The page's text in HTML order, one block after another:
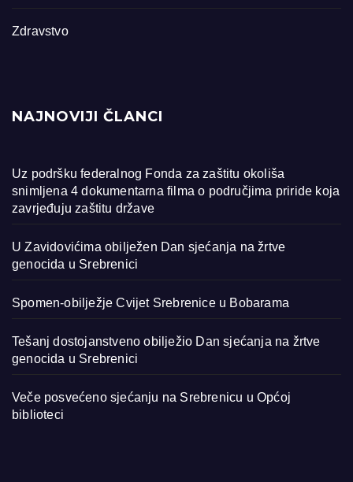
Zdravstvo
NAJNOVIJI ČLANCI
Uz podršku federalnog Fonda za zaštitu okoliša
snimljena 4 dokumentarna filma o područjima priride koja
zavrjeđuju zaštitu države
U Zavidovićima obilježen Dan sjećanja na žrtve
genocida u Srebrenici
Spomen-obilježje Cvijet Srebrenice u Bobarama
Tešanj dostojanstveno obilježio Dan sjećanja na žrtve
genocida u Srebrenici
Veče posvećeno sjećanju na Srebrenicu u Općoj
biblioteci